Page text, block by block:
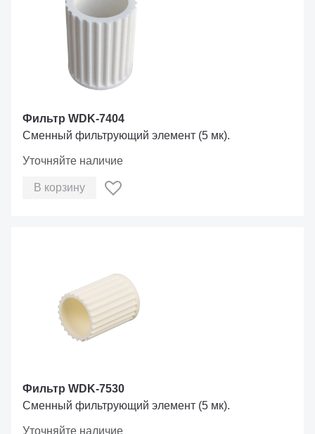
Фильтр WDK-7404
Сменный фильтрующий элемент (5 мк).
Уточняйте наличие
В корзину
Фильтр WDK-7530
Сменный фильтрующий элемент (5 мк).
Уточняйте наличие